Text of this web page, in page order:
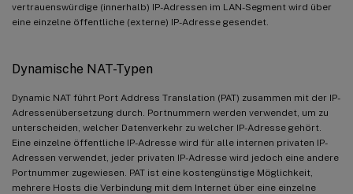
vertrauenswürdige (innerhalb) IP-Adressen im LAN-Segment wird über
eine einzelne öffentliche (externe) IP-Adresse gesendet.
Dynamische NAT-Typen
Dynamic NAT führt Port Address Translation (PAT) zusammen mit der IP-
Adressenübersetzung durch. Portnummern werden verwendet, um zu
unterscheiden, welcher Datenverkehr zu welcher IP-Adresse gehört.
Eine einzelne öffentliche IP-Adresse wird für alle internen privaten IP-
Adressen verwendet, jeder privaten IP-Adresse wird jedoch eine andere
Portnummer zugewiesen. PAT ist eine kostengünstige Möglichkeit,
mehrere Hosts die Verbindung mit dem Internet über eine einzelne